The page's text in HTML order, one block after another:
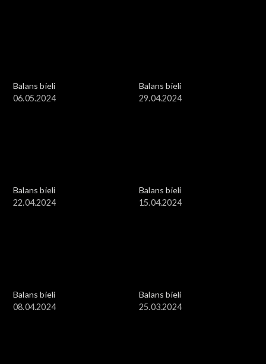
Balans bieli
06.05.2024
Balans bieli
29.04.2024
Balans bieli
22.04.2024
Balans bieli
15.04.2024
Balans bieli
08.04.2024
Balans bieli
25.03.2024